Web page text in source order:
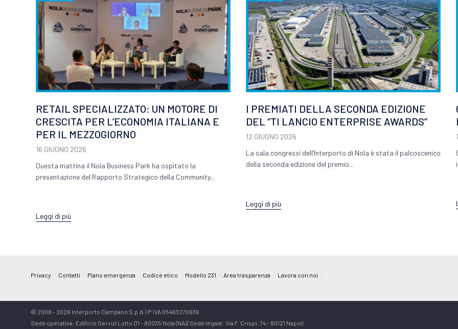
RETAIL SPECIALIZZATO: UN MOTORE DI
CRESCITA PER L’ECONOMIA ITALIANA E
PER IL MEZZOGIORNO
16 GIUGNO 2026
Questa mattina il Nola Business Park ha ospitato la
presentazione del Rapporto Strategico della Community...
Leggi di più
I PREMIATI DELLA SECONDA EDIZIONE
DEL “TI LANCIO ENTERPRISE AWARDS”
12 GIUGNO 2026
La sala congressi dell’Interporto di Nola è stata il palcoscenico
della seconda edizione del premio...
Leggi di più
Privacy Contatti Piano emergenza Codice etico Modello 231 Area trasparenza Lavora con noi
© 2008 - 2026 Interporto Campano S.p.A. | P.IVA 05463270636
Sede operativa: Edificio Servizi Lotto D1 - 80035 Nola (NA) | Sede legale: Via F. Crispi, 74 - 80121 Napoli